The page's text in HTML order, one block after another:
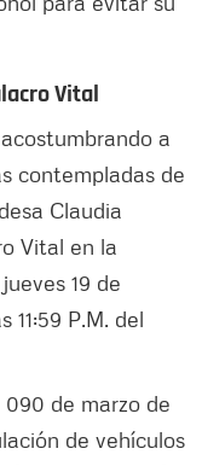
Vital
a
contempladas de
Claudia
Vital en la
19 de
11:59 P.M. del
de marzo de
de vehículos